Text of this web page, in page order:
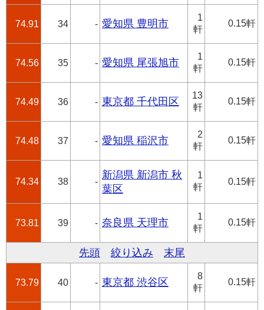
74.91 34 - 愛知県 豊明市
1
軒
0.15軒
74.56 35 - 愛知県 尾張旭市
1
軒
0.15軒
74.49 36 - 東京都 千代田区
13
軒
0.15軒
74.48 37 - 愛知県 稲沢市
2
軒
0.15軒
74.34 38 -
新潟県 新潟市 秋
葉区
1
軒
0.15軒
73.81 39 - 奈良県 天理市
1
軒
0.15軒
先頭 絞り込み 末尾
73.79 40 - 東京都 渋谷区
8
軒
0.15軒